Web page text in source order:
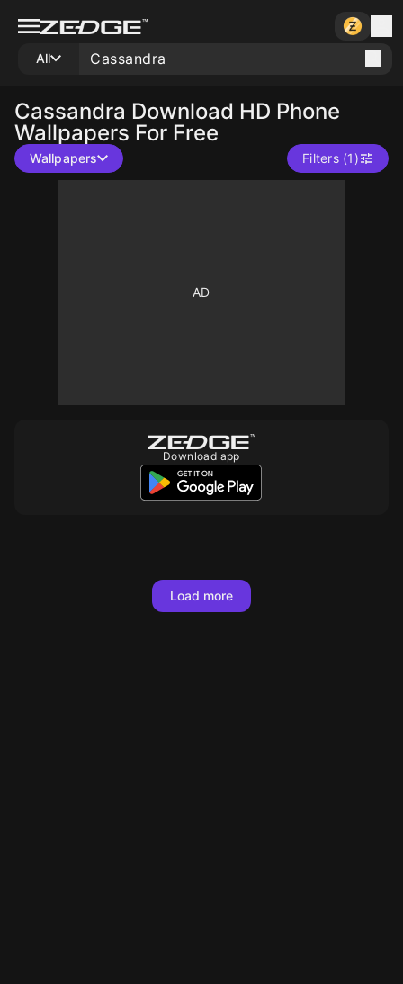
All
Cassandra Download HD Phone
Wallpapers For Free
Wallpapers Filters (1)
10 10
Download app
Load more